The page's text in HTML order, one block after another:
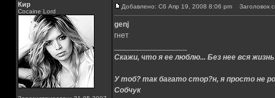
Кир
Cocaine Lord
Добавлено: Сб Апр 19, 2008 8:06 pm Заголовок
genj
гнет
Скажи, что я ее люблю... Без нее вся
У тоб? так багато стор?н, я просто не
Собчук